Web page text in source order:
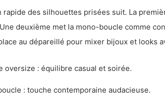
rapide des silhouettes prisées suit. La
deuxième met la mono-boucle comme
au dépareillé pour mixer bijoux et looks
oversize : équilibre casual et soirée.
: touche contemporaine audacieuse.